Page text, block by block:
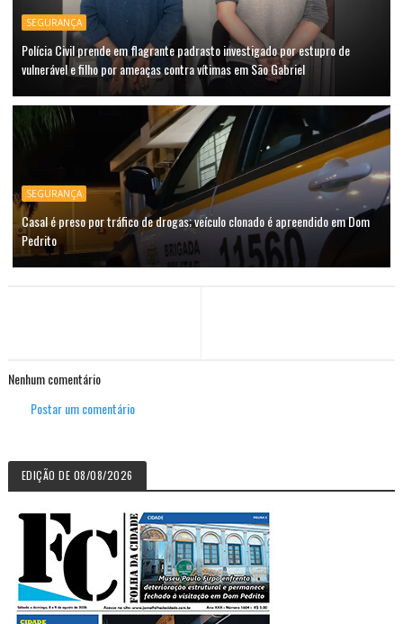
SEGURANÇA
Polícia Civil prende em flagrante padrasto investigado por estupro de
vulnerável e filho por ameaças contra vítimas em São Gabriel
SEGURANÇA
Casal é preso por tráfico de drogas; veículo clonado é apreendido em Dom
Pedrito
Nenhum comentário
Postar um comentário
EDIÇÃO DE 08/08/2026